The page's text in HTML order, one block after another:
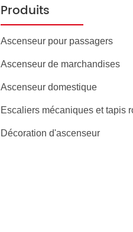
Produits
Ascenseur pour passagers
Ascenseur de marchandises
Ascenseur domestique
Escaliers mécaniques et tapis
Décoration d'ascenseur